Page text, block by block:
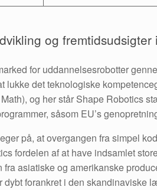
og fremtidsudsigter
for uddannelsesrobotter
lukke det teknologiske
og her står Shape Robotics
såsom EU’s
på, at overgangen fra simpel
fordelen af at have indsamlet
fra asiatiske og amerikanske
dybt forankret i den skandinaviske